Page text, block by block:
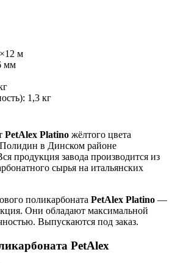
м
мм
: 1,3 кг
PetAlex Platino жёлтого цвета
в Динском районе
продукция завода производится из
сырья на итальянских
поликарбоната PetAlex Platino —
Они обладают максимальной
Выпускаются под заказ.
PetAlex